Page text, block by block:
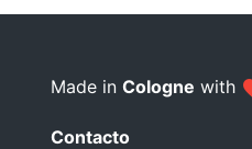
Made in Cologne with
Contacto